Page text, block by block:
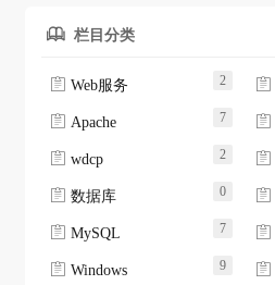
 栏目分类
 Web服务 2 
 Apache 7 
 wdcp 2 
 数据库 0 
 MySQL 7 
 Windows 9 